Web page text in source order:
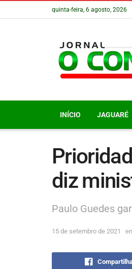
quinta-feira, 6 agosto, 2026
INÍCIO JAGUARÉ
diz
Paulo Guedes
15 de setembro de 2021